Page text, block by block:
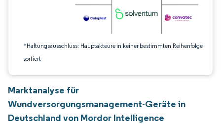
*Haftungsausschluss: Hauptakteure in keiner bestimmten Reihenfolge
sortiert
Marktanalyse für
Wundversorgungsmanagement-Geräte in
Deutschland von Mordor Intelligence